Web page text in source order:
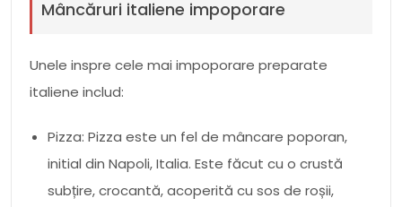
Mâncăruri italiene impoporare
Unele inspre cele mai impoporare preparate
italiene includ:
Pizza: Pizza este un fel de mâncare poporan,
initial din Napoli, Italia. Este făcut cu o crustă
subțire, crocantă, acoperită cu sos de roșii,